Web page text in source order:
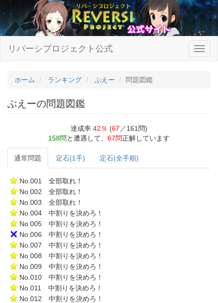
リバーシプロジェクト公式
ホーム ランキング ぶえー 問題図鑑
ぶえーの問題図鑑
達成率 42％ (67 ／161問)
158問 と遭遇して、 67問正解しています
通常問題 定石(1手) 定石(全手順)
No.001 全部取れ！
No.002 全部取れ！
No.003 全部取れ！
No.004 中割りを決めろ！
No.005 中割りを決めろ！
No.006 中割りを決めろ！
No.007 中割りを決めろ！
No.008 中割りを決めろ！
No.009 中割りを決めろ！
No.010 中割りを決めろ！
No.011 中割りを決めろ！
No.012 中割りを決めろ！